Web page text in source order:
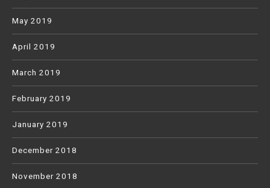
May 2019
April 2019
March 2019
February 2019
January 2019
December 2018
November 2018